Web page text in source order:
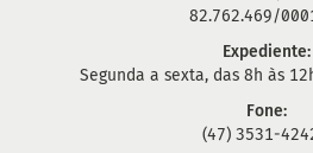
82.762.469/
Expediente:
Segunda a sexta, das 8h às
Fone:
(47) 3531-